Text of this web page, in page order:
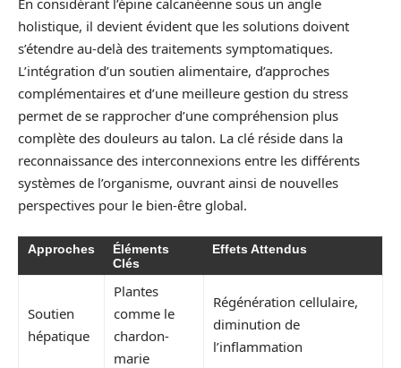
holistique, il devient évident que les solutions doivent
s’étendre au-delà des traitements symptomatiques.
L’intégration d’un soutien alimentaire, d’approches
complémentaires et d’une meilleure gestion du stress
permet de se rapprocher d’une compréhension plus
complète des douleurs au talon. La clé réside dans la
reconnaissance des interconnexions entre les différents
systèmes de l’organisme, ouvrant ainsi de nouvelles
perspectives pour le bien-être global.
Approches
Éléments
Clés
Effets Attendus
Soutien
hépatique
Plantes
comme le
chardon-
marie
Régénération cellulaire,
diminution de
l’inflammation